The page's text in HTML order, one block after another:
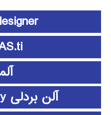
آلن بردلی Allen bradley